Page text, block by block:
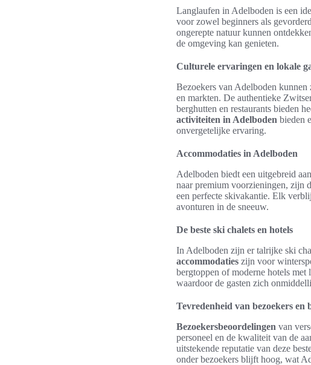
Langlaufen in Adelboden is een
voor zowel beginners als
ongerepte natuur kunnen
de omgeving kan genieten.
Culturele ervaringen en lokale
Bezoekers van Adelboden kunnen
en markten. De authentieke
berghutten en restaurants bieden
activiteiten in Adelboden bieden
onvergetelijke ervaring.
Accommodaties in Adelboden
Adelboden biedt een uitgebreid
naar premium voorzieningen, zijn
een perfecte skivakantie. Elk
avonturen in de sneeuw.
De beste ski chalets en hotels
In Adelboden zijn er talrijke ski
accommodaties zijn voor
bergtoppen of moderne hotels
waardoor de gasten zich
Tevredenheid van bezoekers en
Bezoekersbeoordelingen van
personeel en de kwaliteit van de
uitstekende reputatie van deze
onder bezoekers blijft hoog, wat